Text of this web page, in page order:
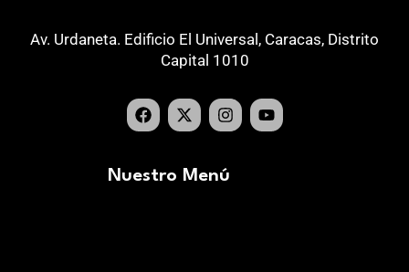
Av. Urdaneta. Edificio El Universal, Caracas, Distrito
Capital 1010
Nuestro Menú